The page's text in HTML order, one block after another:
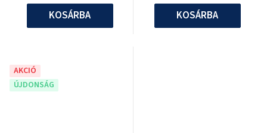
KOSÁRBA KOSÁRBA
AKCIÓ
ÚJDONSÁG